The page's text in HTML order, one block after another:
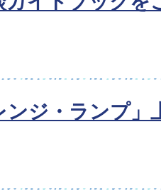
ンジ・ランプ」